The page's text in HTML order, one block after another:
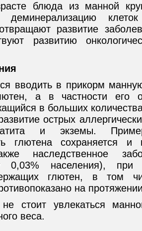
блюда из манной
деминерализацию
развитие
развитию
вводить в прикорм
а в частности его
в больших
острых
и экземы.
глютена сохраняется
наследственное
0,03% населения), при
глютен, в том
на
стоит увлекаться
веса.